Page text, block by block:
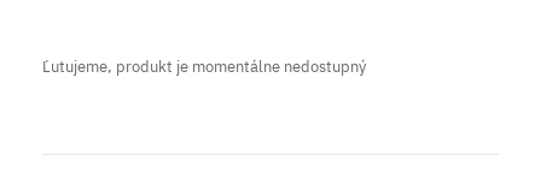
Ľutujeme, produkt je momentálne nedostupný